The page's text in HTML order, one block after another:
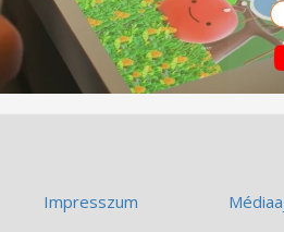
Impresszum